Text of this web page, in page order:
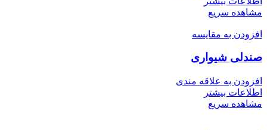
مشاهده سریع
افزودن به مقایسه
صندلی شیواری
افزودن به علاقه مندی
اطلاعات بیشتر
مشاهده سریع